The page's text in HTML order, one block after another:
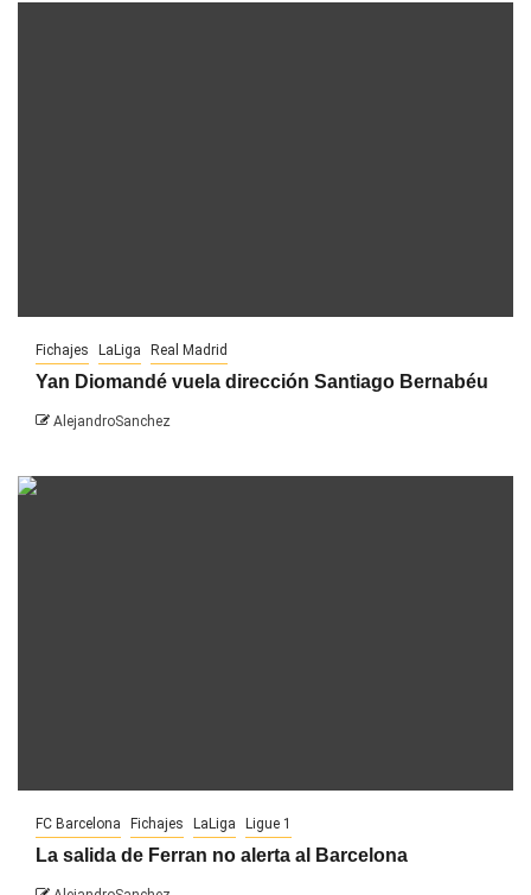
Fichajes LaLiga Real Madrid
Yan Diomandé vuela dirección Santiago Bernabéu
AlejandroSanchez
FC Barcelona Fichajes LaLiga Ligue 1
La salida de Ferran no alerta al Barcelona